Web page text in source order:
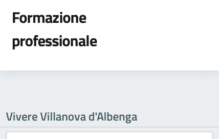
Formazione
professionale
Vivere Villanova d'Albenga